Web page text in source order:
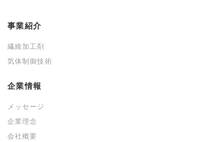
事業紹介
繊維加工剤
気体制御技術
企業情報
メッセージ
企業理念
会社概要